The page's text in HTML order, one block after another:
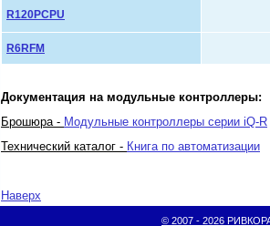
R120PCPU
R6RFM
Документация на модульные контроллеры:
Брошюра - Модульные контроллеры cерии iQ-R
Технический каталог - Книга по автоматизации
Наверх
© 2007 - 2026